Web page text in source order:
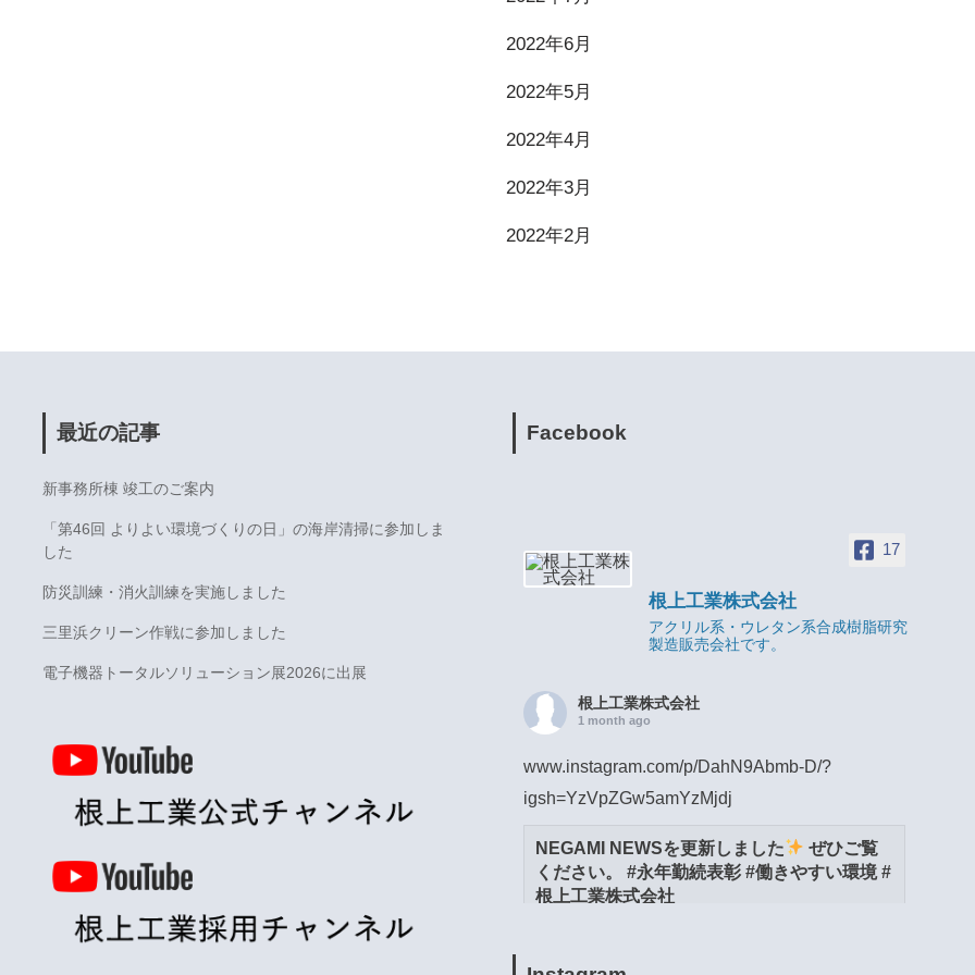
2022年6月
2022年5月
2022年4月
2022年3月
2022年2月
最近の記事
新事務所棟 竣工のご案内
「第46回 よりよい環境づくりの日」の海岸清掃に参加しま
した
防災訓練・消火訓練を実施しました
三里浜クリーン作戦に参加しました
電子機器トータルソリューション展2026に出展
Facebook
17
根上工業株式会社
アクリル系・ウレタン系合成樹脂研究
製造販売会社です。
根上工業株式会社
1 month ago
www.instagram.com/p/DahN9Abmb-D/?
igsh=YzVpZGw5amYzMjdj
NEGAMI NEWSを更新しました
ぜひご覧
ください。 #永年勤続表彰 #働きやすい環境 #
根上工業株式会社
View on Facebook